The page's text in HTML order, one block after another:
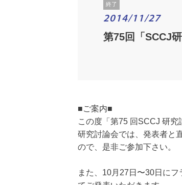
終了
2014/11/27
第75回「SCCJ
■ご案内■
この度「第75 回SCCJ 研究
研究討論会では、発表者と
ので、是非ご参加下さい。
また、10月27日〜30日に